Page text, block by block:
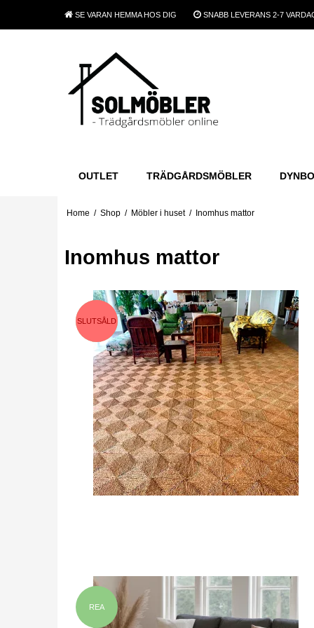
SE VARAN HEMMA HOS DIG SNABB LEVERANS 2-7
OUTLET TRÄDGÅRDSMÖBLER
Home / Shop / Möbler i huset / Inomhus mattor
Inomhus mattor
REA
SLUTSÅLD
REA